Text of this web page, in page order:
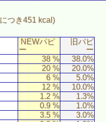
つき451 kcal)
NEWパピ
ー
旧パピ
ー
38 %
38.0%
20 %
20.0%
6 %
5.0%
12 %
10.0%
1.2 %
1.3%
0.9 %
1.0%
3.5 %
3.0%